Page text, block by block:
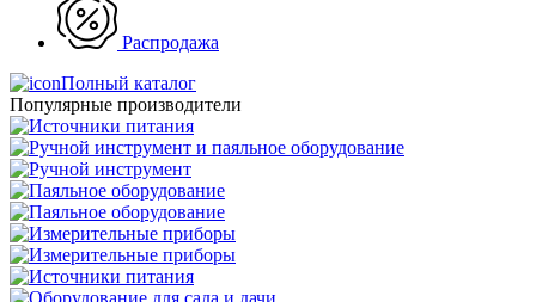
Распродажа
Полный каталог
Популярные производители